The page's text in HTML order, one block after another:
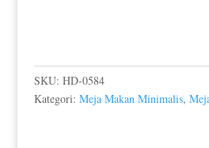
SKU: HD-0584
Kategori: Meja Makan Minimalis,